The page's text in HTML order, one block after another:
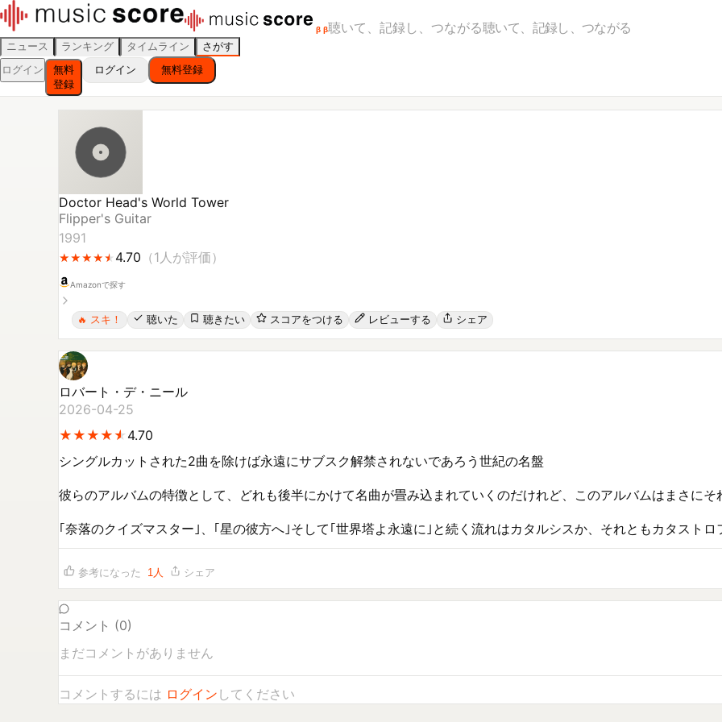
β β聴いて、記録し、つながる聴いて、記録し、つながる
ニュース ランキング タイムライン
さがす
ログイン
無料
登録
ログイン 無料登録
Doctor Head's World Tower
Flipper's Guitar
1991
★
★★
★★
★★
★★
★ 4.70 （1 人が評価）
Amazonで探す
🔥 スキ！ 聴いた 聴きたい スコアをつける レビューする シェア
ロバート・デ・ニール
2026-04-25
★
★★
★★
★★
★★
★ 4.70
シングルカットされた2曲を除けば永遠にサブスク解禁されないであろう世紀の名盤⁡
彼らのアルバムの特徴として、どれも後半にかけて名曲が畳み込まれていくのだけれど、このアルバムはまさにそ
｢奈落のクイズマスター｣、｢星の彼方へ｣そして｢世界塔よ永遠に｣と続く流れはカタルシスか、それともカタストロ
参考になった 1人 シェア
コメント (0)
まだコメントがありません
コメントするには ログイン してください